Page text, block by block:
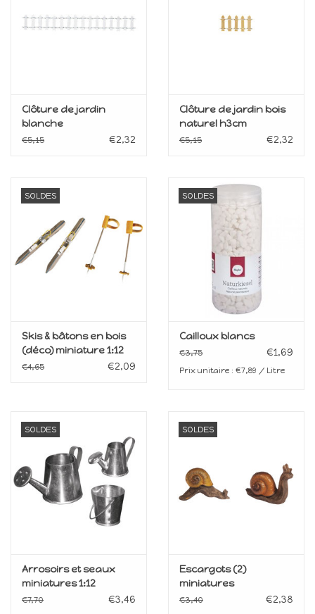
Clôture de jardin
blanche
€5,15 €2,32
Clôture de jardin bois
naturel h3cm
€5,15 €2,32
SOLDES
Skis & bâtons en bois
(déco) miniature 1:12
€4,65 €2,09
SOLDES
Cailloux blancs
€3,75 €1,69
Prix unitaire : €7,89 / Litre
SOLDES
Arrosoirs et seaux
miniatures 1:12
€7,70 €3,46
SOLDES
Escargots (2)
miniatures
€3,40 €2,38